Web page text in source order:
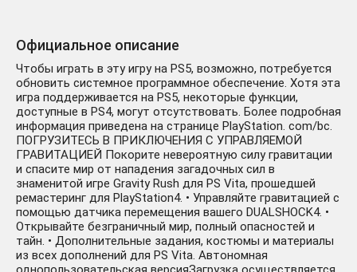
Официальное описание
Чтобы играть в эту игру на PS5, возможно, потребуется
обновить системное программное обеспечение. Хотя эта
игра поддерживается на PS5, некоторые функции,
доступные в PS4, могут отсутствовать. Более подробная
информация приведена на странице PlayStation. com/bc.
ПОГРУЗИТЕСЬ В ПРИКЛЮЧЕНИЯ С УПРАВЛЯЕМОЙ
ГРАВИТАЦИЕЙ Покорите невероятную силу гравитации
и спасите мир от нападения загадочных сил в
знаменитой игре Gravity Rush для PS Vita, прошедшей
ремастеринг для PlayStation4. • Управляйте гравитацией с
помощью датчика перемещения вашего DUALSHOCK4. •
Открывайте безграничный мир, полный опасностей и
тайн. • Дополнительные задания, костюмы и материалы
из всех дополнений для PS Vita. Автономная